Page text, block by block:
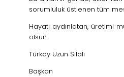
sorumluluk üstlenen tüm
Hayatı aydınlatan, üretimi
olsun.
Türkay Uzun Sılalı
Başkan